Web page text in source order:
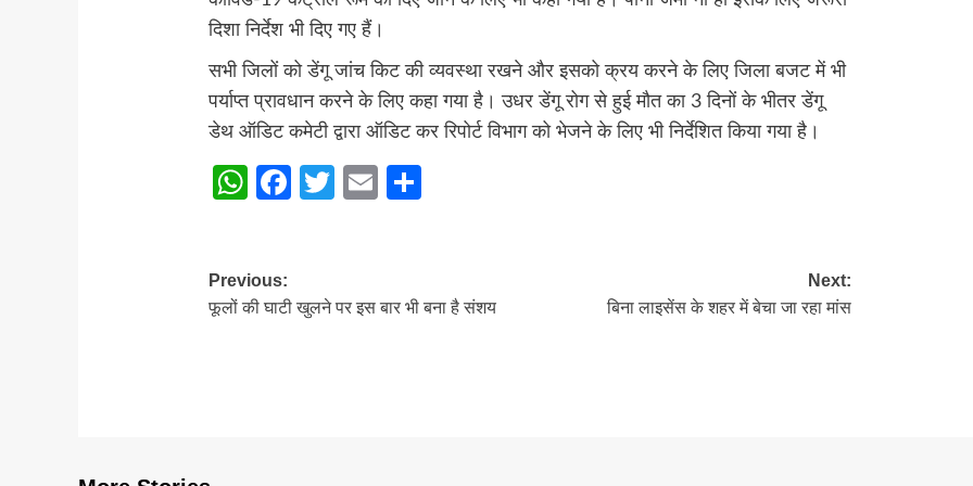
दिशा निर्देश भी दिए गए हैं।
सभी जिलों को डेंगू जांच किट की व्यवस्था रखने और इसको क्रय करने के लिए जिला बजट में भी
पर्याप्त प्रावधान करने के लिए कहा गया है। उधर डेंगू रोग से हुई मौत का 3 दिनों के भीतर डेंगू
डेथ ऑडिट कमेटी द्वारा ऑडिट कर रिपोर्ट विभाग को भेजने के लिए भी निर्देशित किया गया है।
WhatsApp
Facebook
Twitter
Email
Post
navigation
Previous:
फूलों की घाटी खुलने पर इस बार भी बना है संशय
Next:
बिना लाइसेंस के शहर में बेचा जा रहा मांस